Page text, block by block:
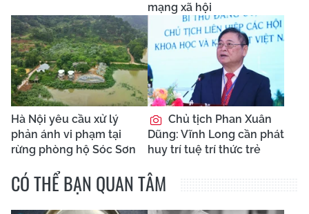
mạng xã hội
Hà Nội yêu cầu xử lý
phản ánh vi phạm tại
rừng phòng hộ Sóc Sơn
Chủ tịch Phan Xuân
Dũng: Vĩnh Long cần phát
huy trí tuệ trí thức trẻ
CÓ THỂ BẠN QUAN TÂM